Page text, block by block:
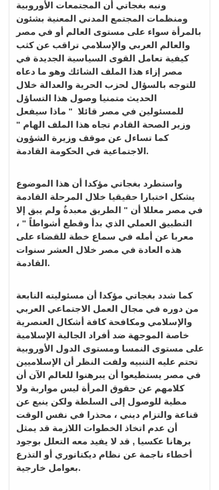
ونبه بغجاتي أن المجتمعات الأوروبية
ومنظمات المجتمع المدني المعنية بشئون
بالمرأة سواء على مستوى العالم أو في مصر
والعالم العربي والإسلامي تراقب عن كثب
كيفية تعامل القوى السياسية الجديدة في
مصر إزاء هذا الملف الشائك وهو ما دعاه
للتوجه بالسؤال لحزب الحرية والعدالة خلال
الحديث متمنيا وصول هذا التساؤل
للمسئولين في مصر قائلا " ماذا سيفعل
وزير الصحة القادم تجاه هذا الملف الهام "
كما تساءل عن موقف وزيرة الشؤون
الاجتماعية في الحكومة القادمة.
واستطرد بغجاتي مؤكدا أن هذا الموضوع
يشكل اختبارا حقيقيا خلال المرحلة القادمة
في مصر معللا أن " الطريق معبدةٌ ولم يبق إلا
التطبيق العملي الذي بدأ وقطع أشواطاً " ،
معربا عن أمله في سماع خطة للقضاء على
هذه العادة في مصر خلال العشر سنوات
القادمة.
كما شدد بغجاتي مؤكدا أن مسئوليته النابعة
من دوره في مجال العمل الاجتماعي العربي
والإسلامي ومكافحة كافة أشكال العنصرية
خاصة الموجهة ضد أفراد الجالية الإسلامية
على مستوى النمسا ومستوى الدول الأوروبية
تحتم عليه التنبيه ولفت النظر أن الإسلاميين
في مصر يستطيعوا أن يبرهنوا للعالم الآن أن
كلامهم عن حقوق المرأة ليس مواربة ولا
مطية للوصول إلى السلطة ولكن ينبع عن
قناعة والتزام ديني ، محذرا في نفس الوقت
أن عدم اتخاذ الخطوات اللازمة قد يمثل
برهانا عكسيا , قد لا يفيد معه التعلل بوجود
أخطاء ناجمة عن نظام ديكتاتوري أو التذرع
بعوامل خارجية.